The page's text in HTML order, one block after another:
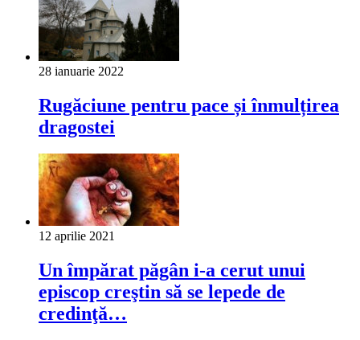
28 ianuarie 2022
Rugăciune pentru pace și înmulțirea
dragostei
12 aprilie 2021
Un împărat păgân i-a cerut unui
episcop creştin să se lepede de
credinţă…